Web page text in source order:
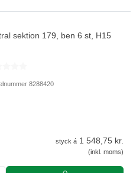
sektion 179, ben 6 st, H15
8288420
styck á 1 548,75 kr.
(inkl. moms)